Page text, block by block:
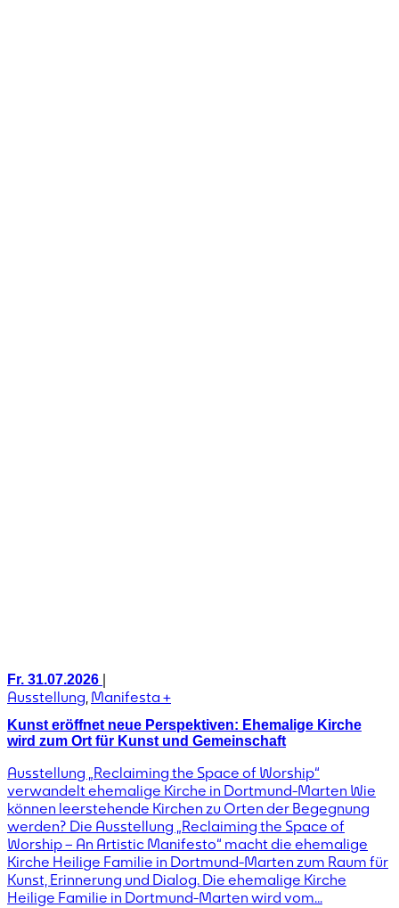
Fr. 31.07.2026 |
Ausstellung Manifesta +
Kunst eröffnet neue Perspektiven: Ehemalige Kirche
wird zum Ort für Kunst und Gemeinschaft
Ausstellung „Reclaiming the Space of Worship“
verwandelt ehemalige Kirche in Dortmund-Marten Wie
können leerstehende Kirchen zu Orten der Begegnung
werden? Die Ausstellung „Reclaiming the Space of
Worship – An Artistic Manifesto“ macht die ehemalige
Kirche Heilige Familie in Dortmund-Marten zum Raum für
Kunst, Erinnerung und Dialog. Die ehemalige Kirche
Heilige Familie in Dortmund-Marten wird vom...